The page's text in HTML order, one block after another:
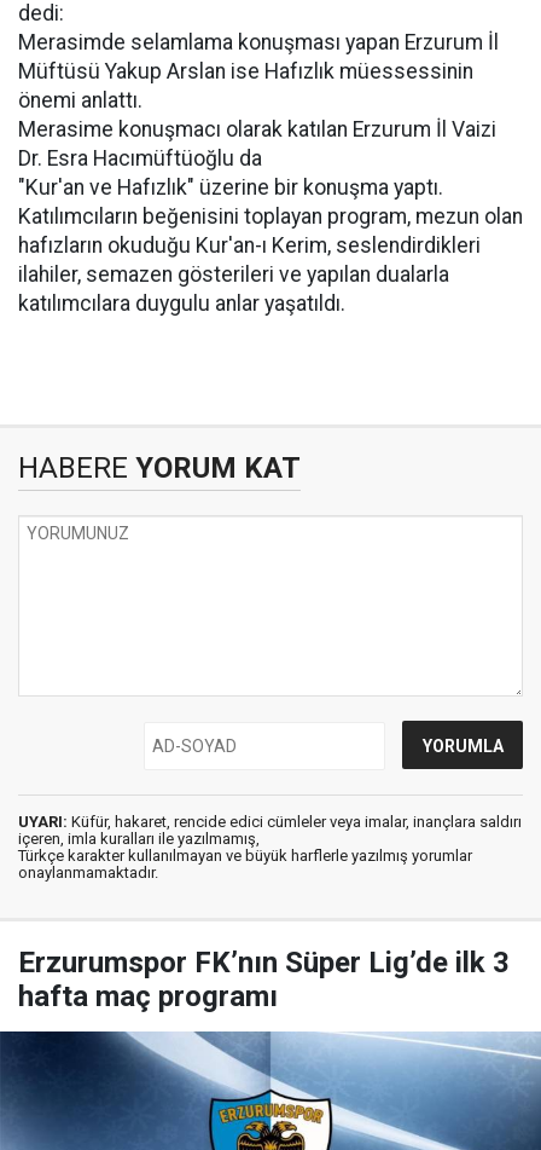
dedi:
Merasimde selamlama konuşması yapan Erzurum İl
Müftüsü Yakup Arslan ise Hafızlık müessessinin
önemi anlattı.
Merasime konuşmacı olarak katılan Erzurum İl Vaizi
Dr. Esra Hacımüftüoğlu da
"Kur'an ve Hafızlık" üzerine bir konuşma yaptı.
Katılımcıların beğenisini toplayan program, mezun olan
hafızların okuduğu Kur'an-ı Kerim, seslendirdikleri
ilahiler, semazen gösterileri ve yapılan dualarla
katılımcılara duygulu anlar yaşatıldı.
HABERE YORUM KAT
UYARI: Küfür, hakaret, rencide edici cümleler veya imalar, inançlara saldırı
içeren, imla kuralları ile yazılmamış,
Türkçe karakter kullanılmayan ve büyük harflerle yazılmış yorumlar
onaylanmamaktadır.
Erzurumspor FK’nın Süper Lig’de ilk 3
hafta maç programı